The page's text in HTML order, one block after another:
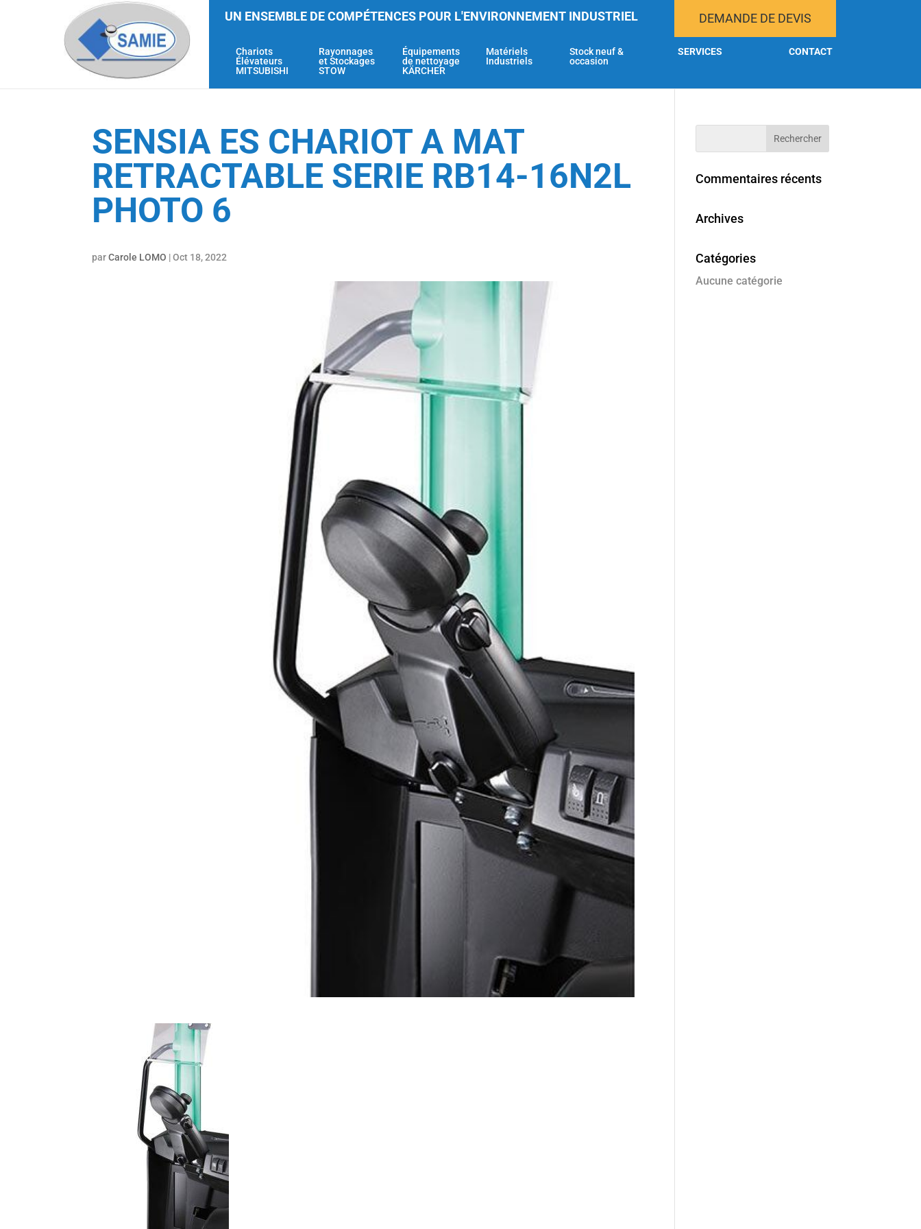
SERVICES
DEMANDE DE DEVIS
CONTACT
UN ENSEMBLE DE COMPÉTENCES POUR L'ENVIRONNEMENT INDUSTRIEL
Chariots
Élévateurs
MITSUBISHI
Rayonnages
et Stockages
STOW
Équipements
de nettoyage
KÄRCHER
Matériels
Industriels
Stock neuf &
occasion
SENSIA ES CHARIOT A MAT
RETRACTABLE SERIE RB14-16N2L
PHOTO 6
parCarole LOMO |Oct 18, 2022
Commentaires récents
Archives
Catégories
Aucune catégorie